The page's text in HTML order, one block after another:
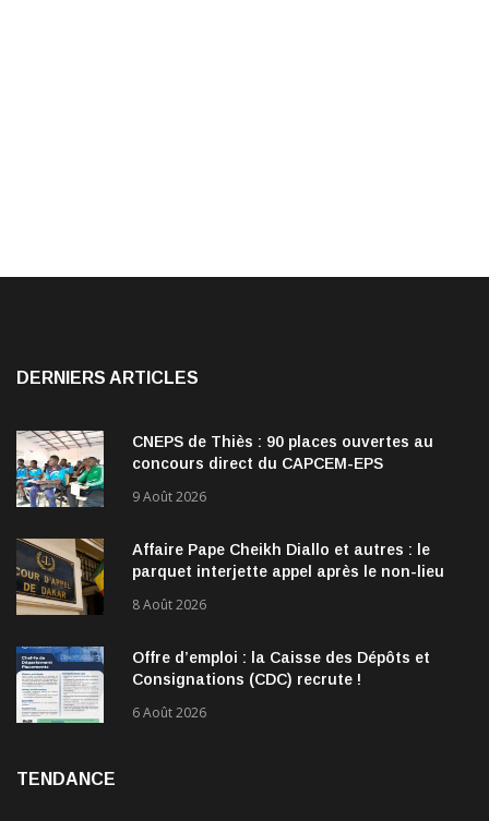
DERNIERS ARTICLES
CNEPS de Thiès : 90 places ouvertes au
concours direct du CAPCEM-EPS
9 Août 2026
Affaire Pape Cheikh Diallo et autres : le
parquet interjette appel après le non-lieu
8 Août 2026
Offre d’emploi : la Caisse des Dépôts et
Consignations (CDC) recrute !
6 Août 2026
TENDANCE